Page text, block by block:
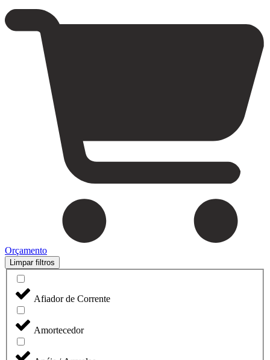
Orçamento
Limpar filtros
Afiador de Corrente
Amortecedor